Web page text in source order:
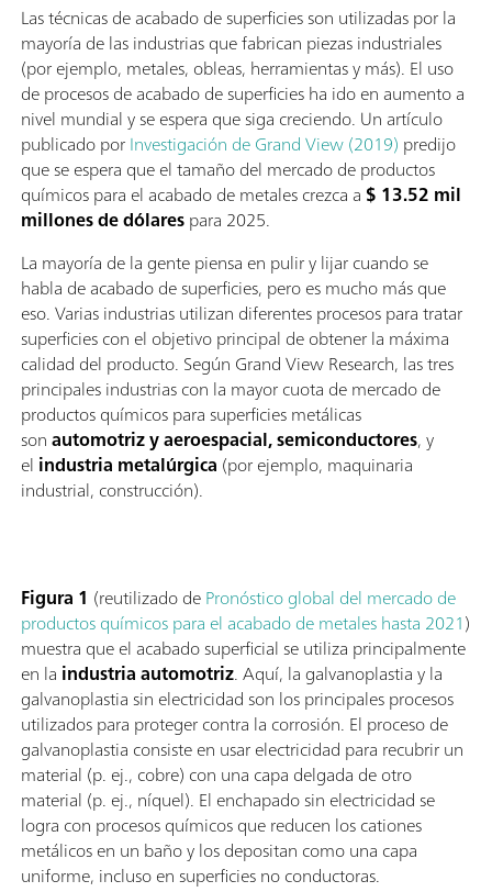
Las técnicas de acabado de superficies son utilizadas por la
mayoría de las industrias que fabrican piezas industriales
(por ejemplo, metales, obleas, herramientas y más). El uso
de procesos de acabado de superficies ha ido en aumento a
nivel mundial y se espera que siga creciendo. Un artículo
publicado porInvestigación de Grand View (2019) predijo
que se espera que el tamaño del mercado de productos
químicos para el acabado de metales crezca a $ 13.52 mil
millones de dólarespara 2025.
La mayoría de la gente piensa en pulir y lijar cuando se
habla de acabado de superficies, pero es mucho más que
eso. Varias industrias utilizan diferentes procesos para tratar
superficies con el objetivo principal de obtener la máxima
calidad del producto. Según Grand View Research, las tres
principales industrias con la mayor cuota de mercado de
productos químicos para superficies metálicas
sonautomotriz y aeroespacial, semiconductores, y
el industria metalúrgica (por ejemplo, maquinaria
industrial, construcción).
Figura 1 (reutilizado dePronóstico global del mercado de
productos químicos para el acabado de metales hasta 2021)
muestra que el acabado superficial se utiliza principalmente
en la industria automotriz. Aquí, la galvanoplastia y la
galvanoplastia sin electricidad son los principales procesos
utilizados para proteger contra la corrosión. El proceso de
galvanoplastia consiste en usar electricidad para recubrir un
material (p. ej., cobre) con una capa delgada de otro
material (p. ej., níquel). El enchapado sin electricidad se
logra con procesos químicos que reducen los cationes
metálicos en un baño y los depositan como una capa
uniforme, incluso en superficies no conductoras.